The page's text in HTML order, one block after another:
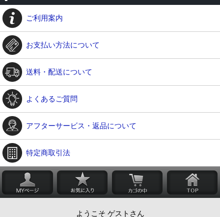
ご利用案内
お支払い方法について
送料・配送について
よくあるご質問
アフターサービス・返品について
特定商取引法
ようこそ ゲストさん